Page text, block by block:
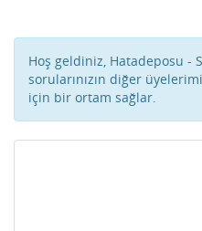
Hoş geldiniz, Hatadeposu -
sorularınızın diğer
için bir ortam sağlar.